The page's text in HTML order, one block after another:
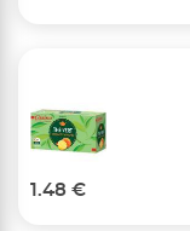
1.48 €